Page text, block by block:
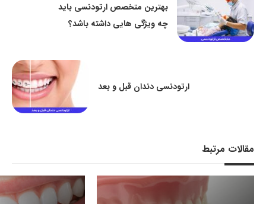
بهترین متخصص ارتودنسی باید
چه ویژگی هایی داشته باشد؟
ارتودنسی دندان قبل و بعد
مقالات مرتبط